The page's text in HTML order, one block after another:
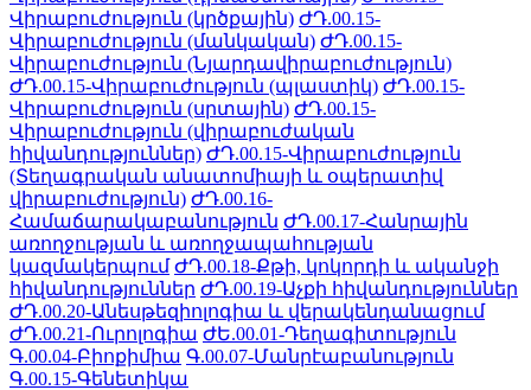
Վիրաբուժություն (կրծքային) ԺԴ.00.15-
Վիրաբուժություն (մանկական) ԺԴ.00.15-
Վիրաբուժություն (Նյարդավիրաբուժություն)
ԺԴ.00.15-Վիրաբուժություն (պլաստիկ) ԺԴ.00.15-
Վիրաբուժություն (սրտային) ԺԴ.00.15-
Վիրաբուժություն (վիրաբուժական
հիվանդություններ) ԺԴ.00.15-Վիրաբուժություն
(Տեղագրական անատոմիայի և օպերատիվ
վիրաբուժություն) ԺԴ.00.16-
Համաճարակաբանություն ԺԴ.00.17-Հանրային
առողջության և առողջապահության
կազմակերպում ԺԴ.00.18-Քթի, կոկորդի և ականջի
հիվանդություններ ԺԴ.00.19-Աչքի հիվանդություններ
ԺԴ.00.20-Անեսթեզիոլոգիա և վերակենդանացում
ԺԴ.00.21-Ուրոլոգիա ԺԵ.00.01-Դեղագիտություն
Գ.00.04-Բիոքիմիա Գ.00.07-Մանրէաբանություն
Գ.00.15-Գենետիկա